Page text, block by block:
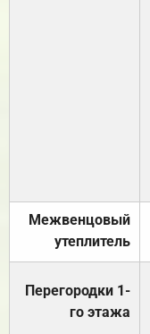
Межвенцовый
утеплитель
Перегородки 1-
го этажа